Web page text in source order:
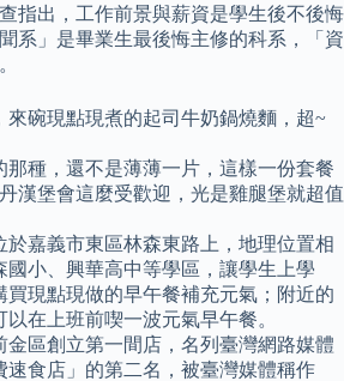
查指出，工作前景與薪資是學生後不後悔
系」是畢業生最後悔主修的科系，「資
來碗現點現煮的起司牛奶鍋燒麵，超~
種，還不是薄薄一片，這樣一份套餐
漢堡會這麼受歡迎，光是雞腿堡就超值
於嘉義市東區林森東路上，地理位置相
國小、興華高中等學區，讓學生上學
買現點現做的早午餐補充元氣；附近的
在上班前喫一波元氣早午餐。
金區創立第一間店，名列臺灣網路媒體
速食店」的第二名，被臺灣媒體稱作